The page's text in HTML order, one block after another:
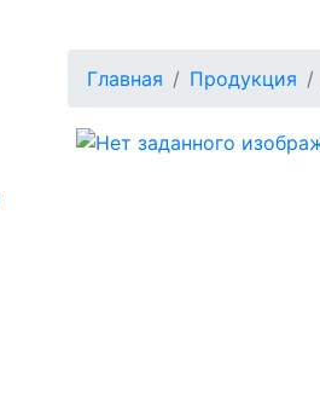
Главная Продукция